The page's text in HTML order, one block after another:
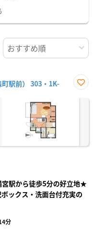
駅前） 303・1K-
に入
宮駅から徒歩5分の好立地★
ックス・洗面台付充実の
分